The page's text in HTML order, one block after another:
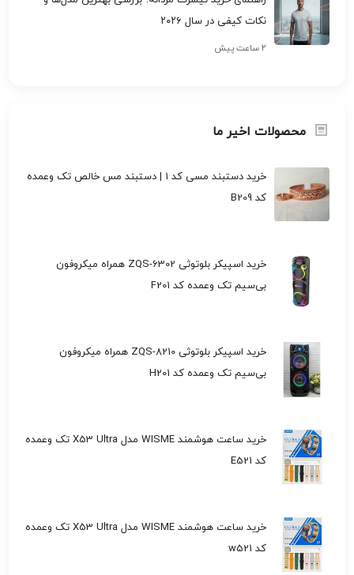
نکات کیفی در سال ۲۰۲۶
۲ ساعت پیش
محصولات اخیر ما
خرید دستبند مسی کد 1 | دستبند مس خالص تک وعمده
کد B209
خرید اسپیکر بلوتوثی ZQS-6302 همراه میکروفون
بی‌سیم تک وعمده کد F201
خرید اسپیکر بلوتوثی ZQS-8210 همراه میکروفون
بی‌سیم تک وعمده کد H201
خرید ساعت هوشمند WISME مدل X53 Ultra تک وعمده
کد E521
خرید ساعت هوشمند WISME مدل X53 Ultra تک وعمده
کد w521